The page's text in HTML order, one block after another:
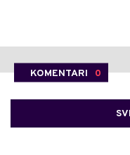
KOMENTARI 0